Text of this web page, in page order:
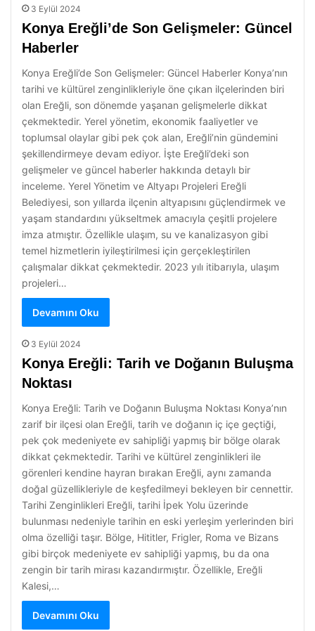
3 Eylül 2024
Konya Ereğli’de Son Gelişmeler: Güncel
Haberler
Konya Ereğli’de Son Gelişmeler: Güncel Haberler Konya’nın
tarihi ve kültürel zenginlikleriyle öne çıkan ilçelerinden biri
olan Ereğli, son dönemde yaşanan gelişmelerle dikkat
çekmektedir. Yerel yönetim, ekonomik faaliyetler ve
toplumsal olaylar gibi pek çok alan, Ereğli’nin gündemini
şekillendirmeye devam ediyor. İşte Ereğli’deki son
gelişmeler ve güncel haberler hakkında detaylı bir
inceleme. Yerel Yönetim ve Altyapı Projeleri Ereğli
Belediyesi, son yıllarda ilçenin altyapısını güçlendirmek ve
yaşam standardını yükseltmek amacıyla çeşitli projelere
imza atmıştır. Özellikle ulaşım, su ve kanalizasyon gibi
temel hizmetlerin iyileştirilmesi için gerçekleştirilen
çalışmalar dikkat çekmektedir. 2023 yılı itibarıyla, ulaşım
projeleri…
Devamını Oku
3 Eylül 2024
Konya Ereğli: Tarih ve Doğanın Buluşma
Noktası
Konya Ereğli: Tarih ve Doğanın Buluşma Noktası Konya’nın
zarif bir ilçesi olan Ereğli, tarih ve doğanın iç içe geçtiği,
pek çok medeniyete ev sahipliği yapmış bir bölge olarak
dikkat çekmektedir. Tarihi ve kültürel zenginlikleri ile
görenleri kendine hayran bırakan Ereğli, aynı zamanda
doğal güzellikleriyle de keşfedilmeyi bekleyen bir cennettir.
Tarihi Zenginlikleri Ereğli, tarihi İpek Yolu üzerinde
bulunması nedeniyle tarihin en eski yerleşim yerlerinden biri
olma özelliği taşır. Bölge, Hititler, Frigler, Roma ve Bizans
gibi birçok medeniyete ev sahipliği yapmış, bu da ona
zengin bir tarih mirası kazandırmıştır. Özellikle, Ereğli
Kalesi,…
Devamını Oku